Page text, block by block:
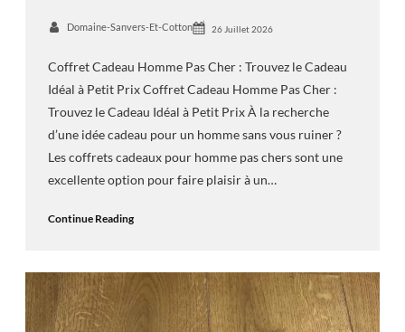
Domaine-Sanvers-Et-Cotton 26 Juillet 2026
Coffret Cadeau Homme Pas Cher : Trouvez le Cadeau
Idéal à Petit Prix Coffret Cadeau Homme Pas Cher :
Trouvez le Cadeau Idéal à Petit Prix À la recherche
d’une idée cadeau pour un homme sans vous ruiner ?
Les coffrets cadeaux pour homme pas chers sont une
excellente option pour faire plaisir à un…
Continue Reading